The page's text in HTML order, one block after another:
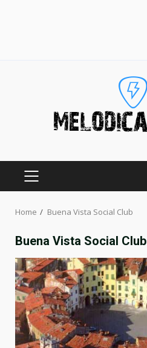
PRIMARY
Home Buena Vista Social Club
Buena Vista Social Club